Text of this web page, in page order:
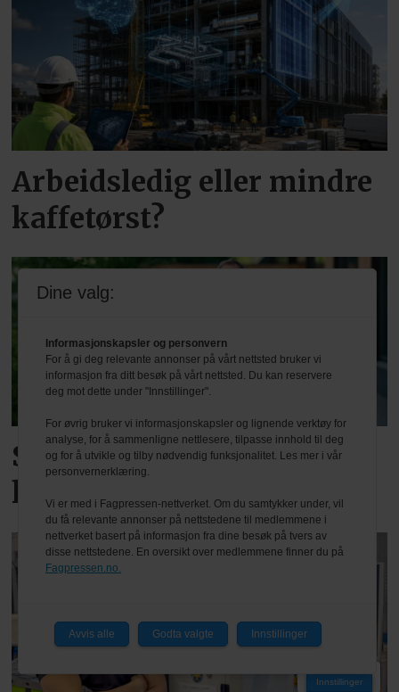
Arbeidsledig eller mindre
kaffetørst?
Styrket ordrereserve i et
krevende marked
PLUS
Innstillinger
Dine valg:
Informasjonskapsler og personvern
For å gi deg relevante annonser på vårt nettsted bruker vi
informasjon fra ditt besøk på vårt nettsted. Du kan reservere
deg mot dette under "Innstillinger".
For øvrig bruker vi informasjonskapsler og lignende verktøy for
analyse, for å sammenligne nettlesere, tilpasse innhold til deg
og for å utvikle og tilby nødvendig funksjonalitet. Les mer i vår
personvernerklæring.
Vi er med i Fagpressen-nettverket. Om du samtykker under, vil
du få relevante annonser på nettstedene til medlemmene i
nettverket basert på informasjon fra dine besøk på tvers av
disse nettstedene. En oversikt over medlemmene finner du på
Fagpressen.no.
Avvis alle Godta valgte Innstillinger